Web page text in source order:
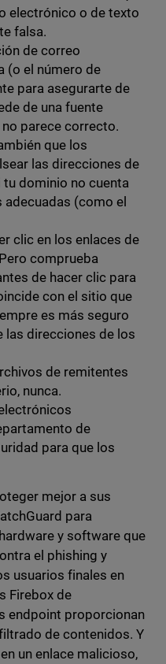
electrónico o de texto
falsa.
de correo
(o el número de
para asegurarte de
de una fuente
parece correcto.
que los
las direcciones de
dominio no cuenta
(como el
clic en los enlaces de
comprueba
de hacer clic para
con el sitio que
es más seguro
las direcciones de los
de remitentes
nunca.
de
para que los
mejor a sus
para
y software que
el phishing y
usuarios finales en
Firebox de
endpoint proporcionan
de contenidos. Y
un enlace malicioso,